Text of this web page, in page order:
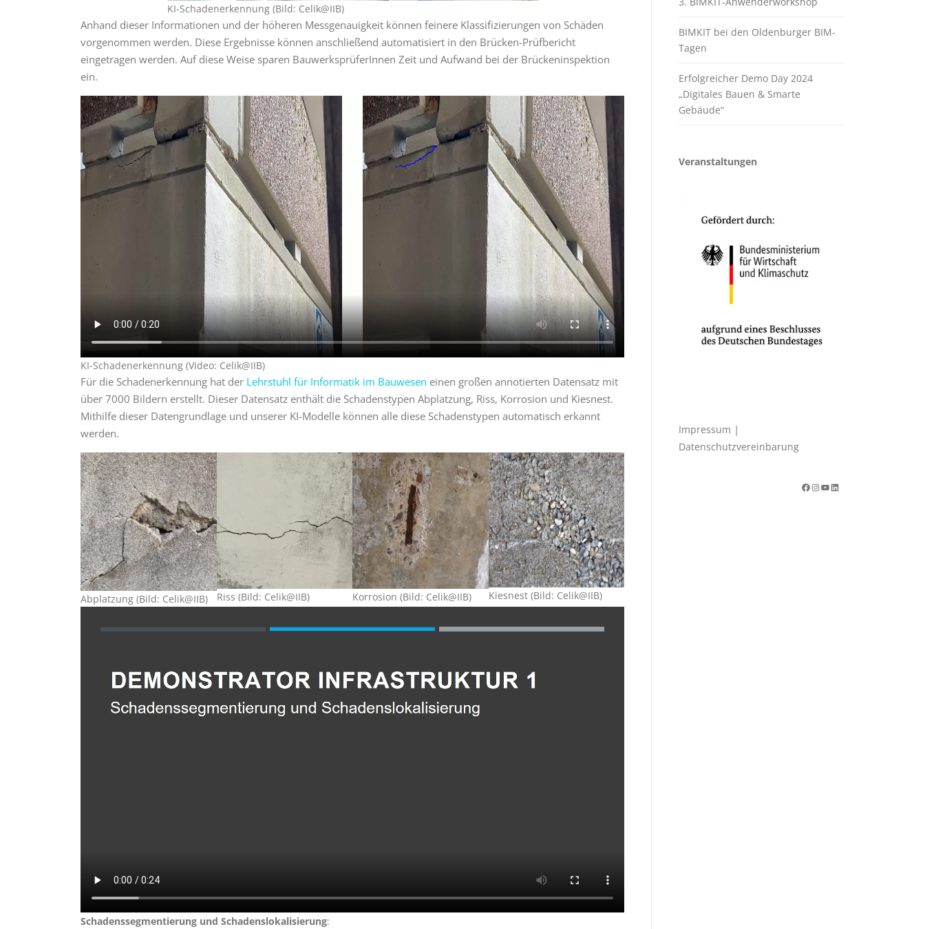
KI-Schadenerkennung (Bild: Celik@IIB)
Anhand dieser Informationen und der höheren Messgenauigkeit können feinere Klassifizierungen von Schäden
vorgenommen werden. Diese Ergebnisse können anschließend automatisiert in den Brücken-Prüfbericht
eingetragen werden. Auf diese Weise sparen BauwerksprüferInnen Zeit und Aufwand bei der Brückeninspektion
ein.
KI-Schadenerkennung (Video: Celik@IIB)
Für die Schadenerkennung hat der Lehrstuhl für Informatik im Bauwesen einen großen annotierten Datensatz mit
über 7000 Bildern erstellt. Dieser Datensatz enthält die Schadenstypen Abplatzung, Riss, Korrosion und Kiesnest.
Mithilfe dieser Datengrundlage und unserer KI-Modelle können alle diese Schadenstypen automatisch erkannt
werden.
Abplatzung (Bild: Celik@IIB) Riss (Bild: Celik@IIB) Korrosion (Bild: Celik@IIB) Kiesnest (Bild: Celik@IIB)
Schadenssegmentierung und Schadenslokalisierung:
BIMKIT bei den Oldenburger BIM-
Tagen
Erfolgreicher Demo Day 2024
„Digitales Bauen & Smarte
Gebäude“
Veranstaltungen
Impressum |
Datenschutzvereinbarung
Facebook InstagramYouTube LinkedIn